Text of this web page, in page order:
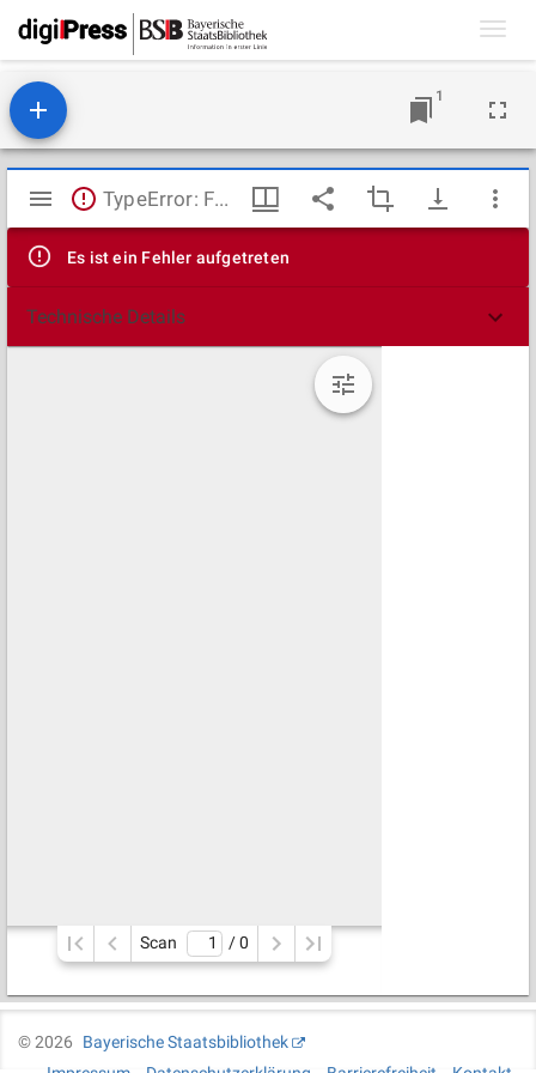
1
Mirador
Viewer
TypeError: Failed to fetch
Es ist ein Fehler aufgetreten
Technische Details
Scan / 0
©2026
Bayerische Staatsbibliothek